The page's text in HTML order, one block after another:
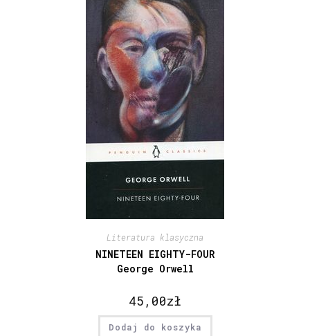
Literatura klasyczna
NINETEEN EIGHTY-FOUR
George Orwell
45,00zł
Dodaj do koszyka